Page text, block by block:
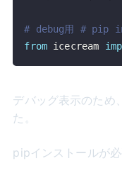
# debug用 # pip
from icecream
デバッグ表示のため
た。
pipインストールが必